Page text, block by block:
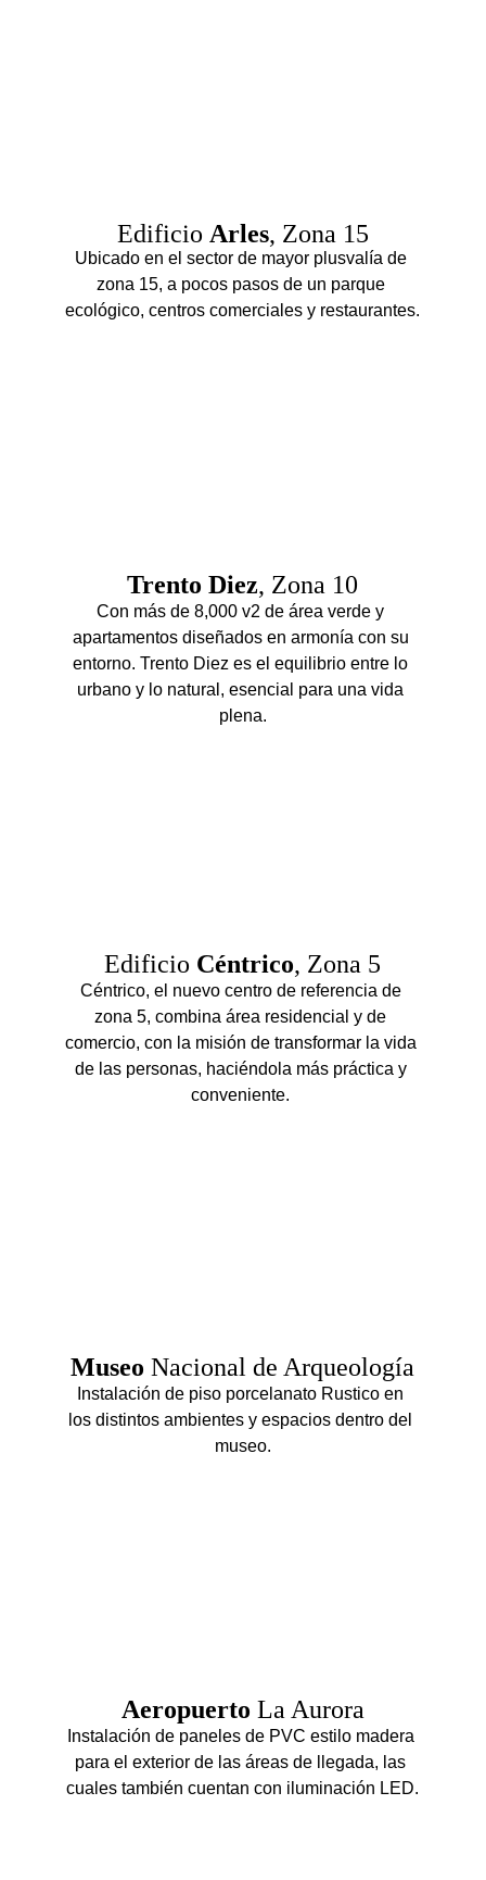
Edificio Arles, Zona 15
Trento Diez, Zona 10
Ubicado en el sector de mayor plusvalía de
zona 15, a pocos pasos de un parque
ecológico, centros comerciales y restaurantes.
Con más de 8,000 v2 de área verde y
apartamentos diseñados en armonía con su
entorno. Trento Diez es el equilibrio entre lo
urbano y lo natural, esencial para una vida
plena.
Edificio Céntrico, Zona 5
Céntrico, el nuevo centro de referencia de
zona 5, combina área residencial y de
comercio, con la misión de transformar la vida
de las personas, haciéndola más práctica y
conveniente.
Museo Nacional de Arqueología
Aeropuerto La Aurora
Instalación de piso porcelanato Rustico en
los distintos ambientes y espacios dentro del
museo.
Instalación de paneles de PVC estilo madera
para el exterior de las áreas de llegada, las
cuales también cuentan con iluminación LED.